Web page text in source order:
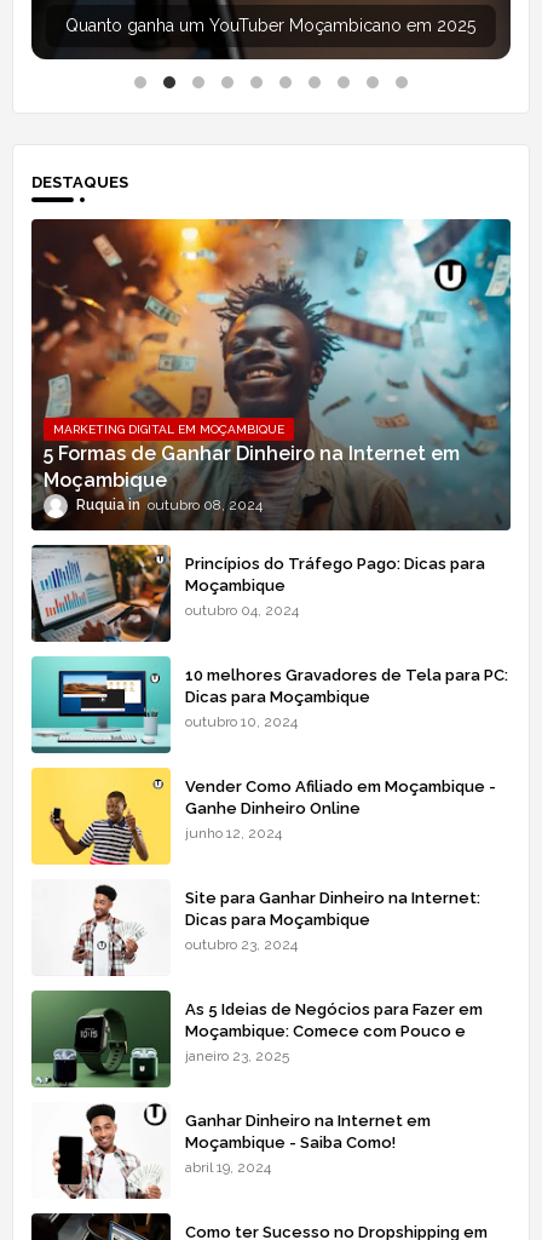
Quanto ganha um YouTuber Moçambicano em 2025
DESTAQUES
MARKETING DIGITAL EM MOÇAMBIQUE
5 Formas de Ganhar Dinheiro na Internet em
Moçambique
Ruquia outubro 08, 2024
Princípios do Tráfego Pago: Dicas para
Moçambique
outubro 04, 2024
10 melhores Gravadores de Tela para PC:
Dicas para Moçambique
outubro 10, 2024
Vender Como Afiliado em Moçambique -
Ganhe Dinheiro Online
junho 12, 2024
Site para Ganhar Dinheiro na Internet:
Dicas para Moçambique
outubro 23, 2024
As 5 Ideias de Negócios para Fazer em
Moçambique: Comece com Pouco e
Lucre Mais
janeiro 23, 2025
Ganhar Dinheiro na Internet em
Moçambique - Saiba Como!
abril 19, 2024
Como ter Sucesso no Dropshipping em